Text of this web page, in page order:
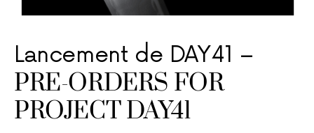
Lancement de DAY41 –
PRE-ORDERS FOR
PROJECT DAY41